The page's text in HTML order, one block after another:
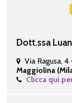
Dott.ssa
Via Ragusa, 4
Maggiolina
Clicca qui